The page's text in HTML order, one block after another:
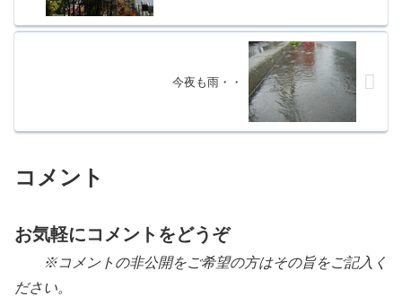
今夜も雨・・
コメント
お気軽にコメントをどうぞ
※コメントの非公開をご希望の方はその旨をご記入く
ださい。